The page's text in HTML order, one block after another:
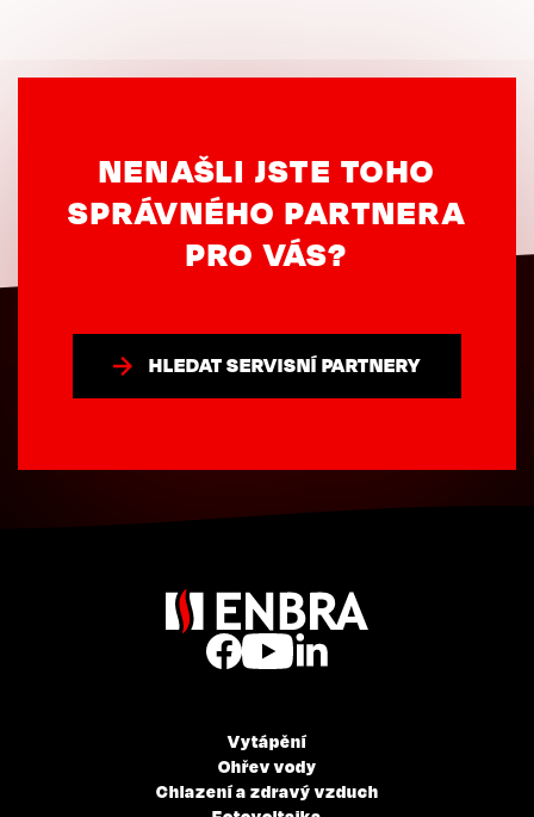
NENAŠLI JSTE TOHO
SPRÁVNÉHO PARTNERA
PRO VÁS?
HLEDAT SERVISNÍ PARTNERY
Vytápění
Ohřev vody
Chlazení a zdravý vzduch